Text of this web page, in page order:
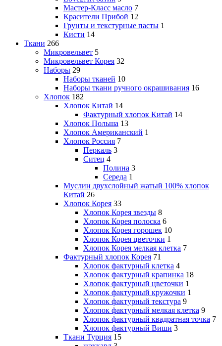
Мастер-Класс масло 7
Красители Прибой 12
Грунты и текстурные пасты 1
Кисти 14
Ткани 266
Микровельвет 5
Микровельвет Корея 32
Наборы 29
Наборы тканей 10
Наборы ткани ручного окрашивания 16
Хлопок 182
Хлопок Китай 14
Фактурный хлопок Китай 14
Хлопок Польша 13
Хлопок Американский 1
Хлопок Россия 7
Перкаль 3
Ситец 4
Полина 3
Середа 1
Муслин двухслойный жатый 100% хлопок
Китай 26
Хлопок Корея 33
Хлопок Корея звезды 8
Хлопок Корея полоска 6
Хлопок Корея горошек 10
Хлопок Корея цветочки 1
Хлопок Корея мелкая клетка 7
Фактурный хлопок Корея 71
Хлопок фактурный клетка 4
Хлопок фактурный крапинка 18
Хлопок фактурный цветочки 1
Хлопок фактурный кружочки 1
Хлопок фактурный текстура 9
Хлопок фактурный мелкая клетка 9
Хлопок фактурный квадратная точка 7
Хлопок фактурный Виши 3
Ткани Турция 15